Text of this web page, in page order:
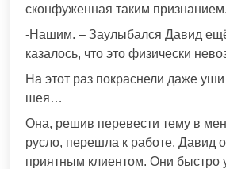
сконфуженная таким признанием.
-Нашим. – Заулыбался Давид
казалось, что это физически
На этот раз покраснели даже
шея…
Она, решив перевести тему в
русло, перешла к работе. Давид
приятным клиентом. Они быстро